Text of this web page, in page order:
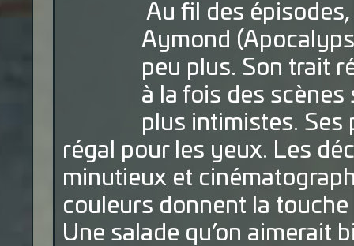
Au fil des
Aymond
peu plus. Son trait
à la fois des
plus intimistes. Ses
régal pour les yeux. Les
minutieux et
couleurs donnent la touche
Une salade qu’on aimerait